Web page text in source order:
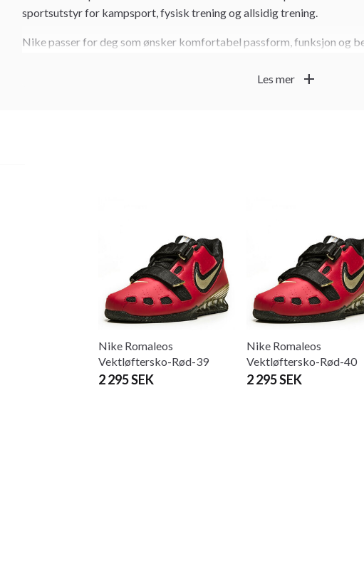
sportsutstyr for kampsport, fysisk trening og allsidig trening.
Nike passer for deg som ønsker komfortabel passform, funksjon og
Les mer
add
Nike Romaleos
Vektløftersko-Rød-39
2 295 SEK
Nike Romaleos
Vektløftersko-Rød-40
2 295 SEK